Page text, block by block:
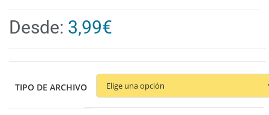
Desde: 3,99€
TIPO DE ARCHIVO